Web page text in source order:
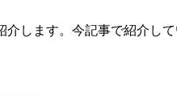
介します。今記事で紹介し